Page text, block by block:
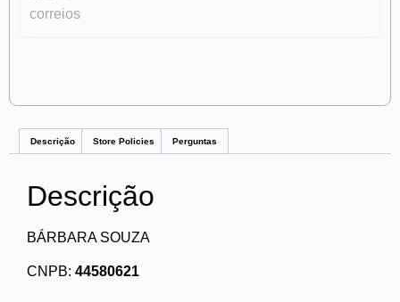
Descrição Store Policies Perguntas
Descrição
BÁRBARA SOUZA
CNPB: 44580621